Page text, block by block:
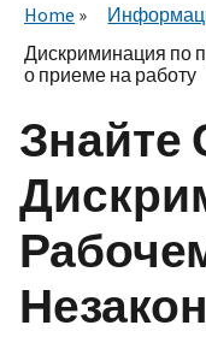
Home
Дискриминация по
о приеме на работу
Знайте